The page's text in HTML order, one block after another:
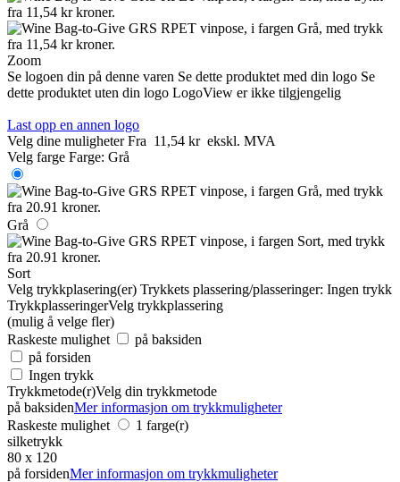
Zoom
Se logoen din på denne varen Se dette produktet med din logo Se
dette produktet uten din logo LogoView er ikke tilgjengelig
Last opp en annen logo
Velg dine muligheter Fra 11,54 kr ekskl. MVA
Velg farge Farge: Grå
Grå
Sort
Velg trykkplasering(er) Trykkets plassering/plasseringer: Ingen trykk
TrykkplasseringerVelg trykkplassering
(mulig å velge fler)
Raskeste mulighet
på baksiden
på forsiden
Ingen trykk
Trykkmetode(r)Velg din trykkmetode
på baksidenMer informasjon om trykkmuligheter
Raskeste mulighet
1 farge(r)
silketrykk
80 x 120
på forsidenMer informasjon om trykkmuligheter